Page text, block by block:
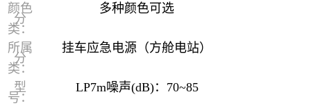
颜色
分
类：
多种颜色可选
所属
分
类：
挂车应急电源（方舱电站）
型
号：
LP7m噪声(dB)：70~85